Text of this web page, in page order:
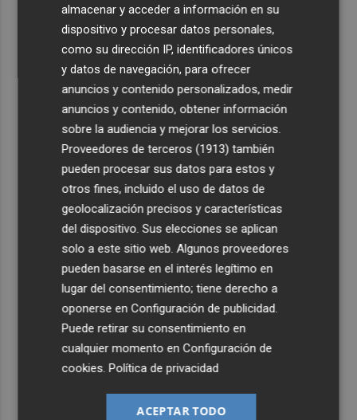
almacenar y acceder a información en su
dispositivo y procesar datos personales,
como su dirección IP, identificadores únicos
y datos de navegación, para ofrecer
anuncios y contenido personalizados, medir
anuncios y contenido, obtener información
sobre la audiencia y mejorar los servicios.
Proveedores de terceros (1913) también
pueden procesar sus datos para estos y
otros fines, incluido el uso de datos de
geolocalización precisos y características
del dispositivo. Sus elecciones se aplican
solo a este sitio web. Algunos proveedores
pueden basarse en el interés legítimo en
lugar del consentimiento; tiene derecho a
oponerse enConfiguración de publicidad
Puede retirar su consentimiento en
cualquier momento enConfiguración de
cookies .Política de privacidad
ACEPTAR TODO